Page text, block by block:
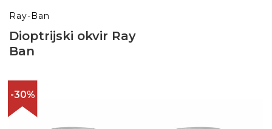
Ray-Ban
Dioptrijski okvir Ray
Ban
-30%